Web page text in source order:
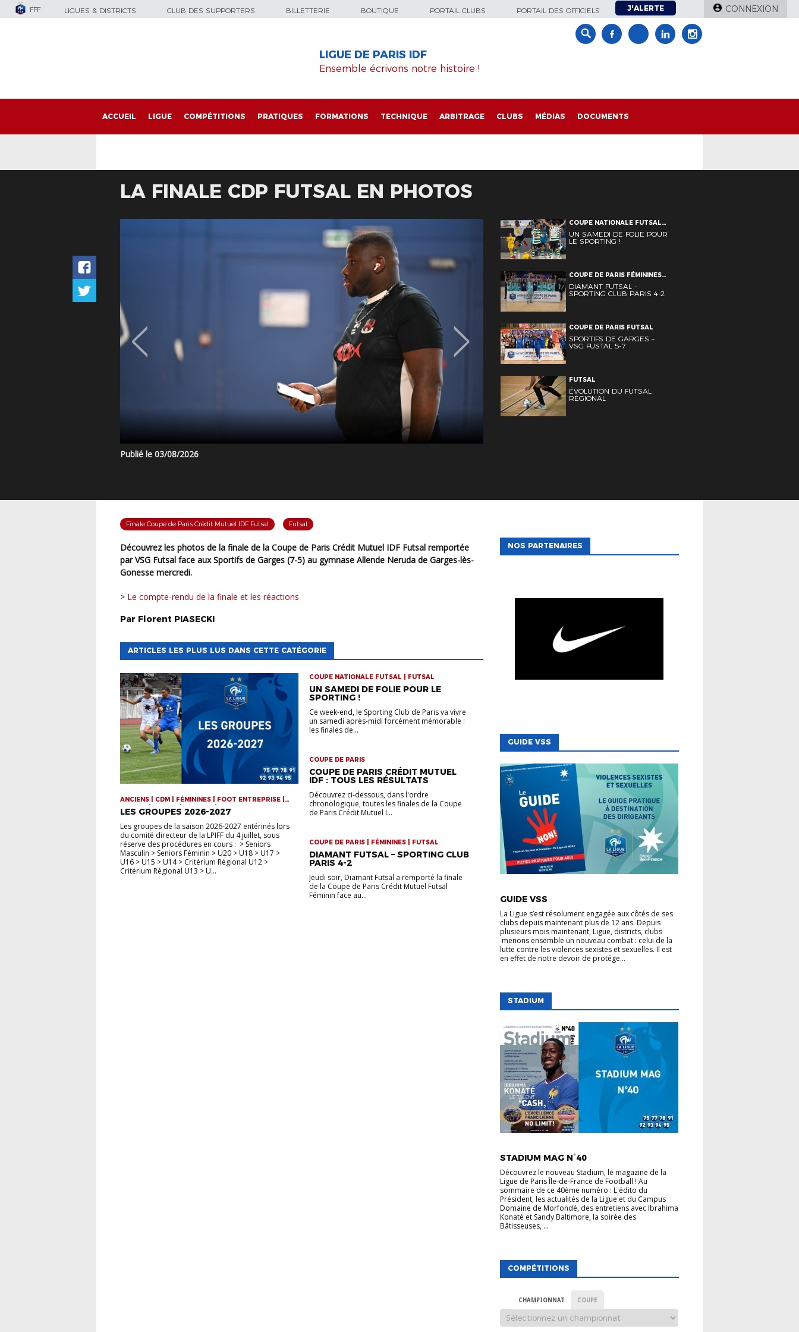
FFF LIGUES & DISTRICTS CLUB DES SUPPORTERS BILLETTERIE BOUTIQUE PORTAIL CLUBS PORTAIL DES OFFICIELS J'ALERTE CONNEXION
LIGUE DE PARIS IDF
Ensemble écrivons notre histoire !
ACCUEIL LIGUE COMPÉTITIONS PRATIQUES FORMATIONS TECHNIQUE ARBITRAGE CLUBS MÉDIAS DOCUMENTS
LA FINALE CDP FUTSAL EN PHOTOS
Publié le 03/08/2026
COUPE NATIONALE FUTSAL
FUTSAL
UN SAMEDI DE FOLIE POUR
LE SPORTING !
COUPE DE PARIS FÉMININES
FUTSAL
DIAMANT FUTSAL -
SPORTING CLUB PARIS 4-2
COUPE DE PARIS FUTSAL
SPORTIFS DE GARGES –
VSG FUSTAL 5-7
FUTSAL
ÉVOLUTION DU FUTSAL
RÉGIONAL
Finale Coupe de Paris Crédit Mutuel IDF Futsal Futsal
Découvrez les photos de la finale de la Coupe de Paris Crédit Mutuel IDF Futsal remportée
par VSG Futsal face aux Sportifs de Garges (7-5) au gymnase Allende Neruda de Garges-lès-
Gonesse mercredi.
Le compte-rendu de la finale et les réactions
Par Florent PIASECKI
ARTICLES LES PLUS LUS DANS CETTE CATÉGORIE
ANCIENS | CDM | FÉMININES | FOOT ENTREPRISE |
FUTSAL | JEUNES | SENIORS | VIE DE LA LIGUE
LES GROUPES 2026-2027
Les groupes de la saison 2026-2027 entérinés lors
du comité directeur de la LPIFF du 4 juillet, sous
réserve des procédures en cours : > Seniors
Masculin > Seniors Féminin > U20 > U18 > U17 >
U16 > U15 > U14 > Critérium Régional U12 >
Critérium Régional U13 > U...
COUPE NATIONALE FUTSAL | FUTSAL
UN SAMEDI DE FOLIE POUR LE
SPORTING !
Ce week-end, le Sporting Club de Paris va vivre
un samedi après-midi forcément mémorable :
les finales de...
COUPE DE PARIS
COUPE DE PARIS CRÉDIT MUTUEL
IDF : TOUS LES RÉSULTATS
Découvrez ci-dessous, dans l'ordre
chronologique, toutes les finales de la Coupe
de Paris Crédit Mutuel I...
COUPE DE PARIS | FÉMININES | FUTSAL
DIAMANT FUTSAL – SPORTING CLUB
PARIS 4-2
Jeudi soir, Diamant Futsal a remporté la finale
de la Coupe de Paris Crédit Mutuel Futsal
Féminin face au...
NOS PARTENAIRES
GUIDE VSS
GUIDE VSS
La Ligue s’est résolument engagée aux côtés de ses
clubs depuis maintenant plus de 12 ans. Depuis
plusieurs mois maintenant, Ligue, districts, clubs
menons ensemble un nouveau combat : celui de la
lutte contre les violences sexistes et sexuelles. Il est
en effet de notre devoir de protége...
STADIUM
STADIUM MAG N°40
Découvrez le nouveau Stadium, le magazine de la
Ligue de Paris Île-de-France de Football ! Au
sommaire de ce 40ème numéro : L'édito du
Président, les actualités de la Ligue et du Campus
Domaine de Morfondé, des entretiens avec Ibrahima
Konaté et Sandy Baltimore, la soirée des
Bâtisseuses, ...
COMPÉTITIONS
CHAMPIONNAT COUPE